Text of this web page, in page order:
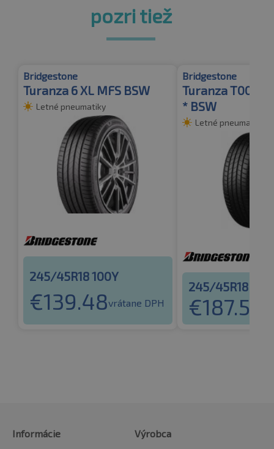
pozri tiež
Bridgestone
Turanza 6 XL MFS BSW
Letné pneumatiky
245/45R18 100Y
€139.48vrátane DPH
Bridgestone
Turanza T005
* BSW
Letné pneumatiky
245/45R18
€187.55
Informácie
Výrobca